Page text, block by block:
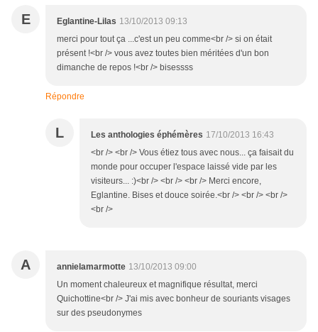
E Eglantine-Lilas 13/10/2013 09:13
merci pour tout ça ...c'est un peu comme<br /> si on était
présent !<br /> vous avez toutes bien méritées d'un bon
dimanche de repos !<br /> bisessss
Répondre
L Les anthologies éphémères 17/10/2013 16:43
<br /> <br /> Vous étiez tous avec nous... ça faisait du
monde pour occuper l'espace laissé vide par les
visiteurs... :)<br /> <br /> <br /> Merci encore,
Eglantine. Bises et douce soirée.<br /> <br /> <br />
<br />
A annielamarmotte 13/10/2013 09:00
Un moment chaleureux et magnifique résultat, merci
Quichottine<br /> J'ai mis avec bonheur de souriants visages
sur des pseudonymes